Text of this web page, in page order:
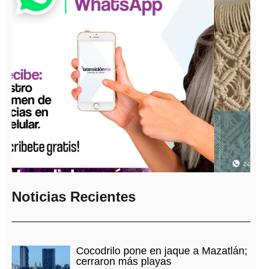
Noticias Recientes
Cocodrilo pone en jaque a Mazatlán;
cerraron más playas